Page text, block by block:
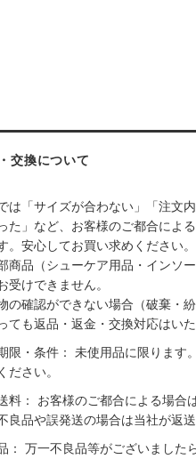
交換について
は「サイズが合わない」「注文
た」など、お客様のご都合によ
。安心してお買い求めください。
商品（シューケア用品・インソ
受けできません。
の確認ができない場合（破棄・
ても返品・返金・交換対応はいた
限・条件： 未使用品に限ります
ださい。
料： お客様のご都合による場合
良品や誤発送の場合は当社が返
： 万一不良品等がございました